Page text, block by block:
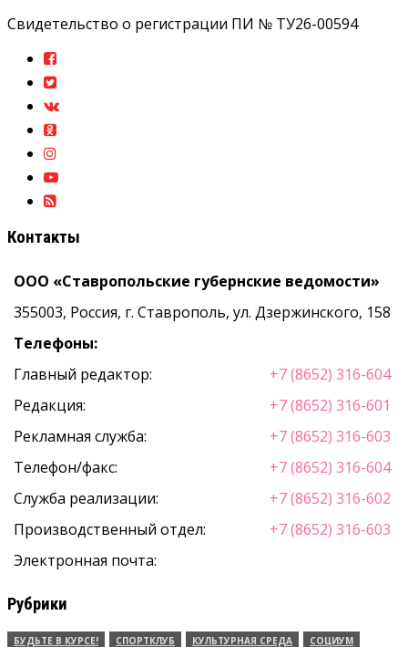
Свидетельство о регистрации ПИ № ТУ26-00594
Контакты
ООО «Ставропольские губернские ведомости»
355003, Россия, г. Ставрополь, ул. Дзержинского, 158
Телефоны:
Главный редактор:
+7 (8652) 316-604
Редакция:
+7 (8652) 316-601
Рекламная служба:
+7 (8652) 316-603
Телефон/факс:
+7 (8652) 316-604
Служба реализации:
+7 (8652) 316-602
Производственный отдел:
+7 (8652) 316-603
Электронная почта:
Рубрики
БУДЬТЕ В КУРСЕ! СПОРТКЛУБ КУЛЬТУРНАЯ СРЕДА СОЦИУМ